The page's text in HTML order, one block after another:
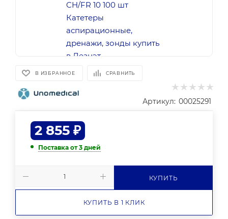
В ИЗБРАННОЕ СРАВНИТЬ
Артикул: 00025291
2 855 ₽
Поставка от 3 дней
КУПИТЬ
КУПИТЬ В 1 КЛИК